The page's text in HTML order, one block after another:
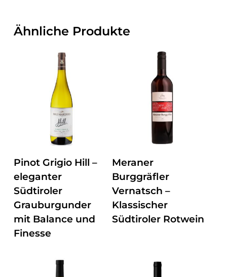
Ähnliche Produkte
ZUM PRODUKT
Pinot Grigio Hill –
eleganter
Südtiroler
Grauburgunder
mit Balance und
Finesse
Meraner
Burggräfler
Vernatsch –
Klassischer
Südtiroler Rotwein